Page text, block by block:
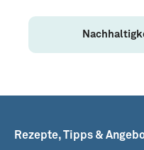
Rezepte, Tipps &